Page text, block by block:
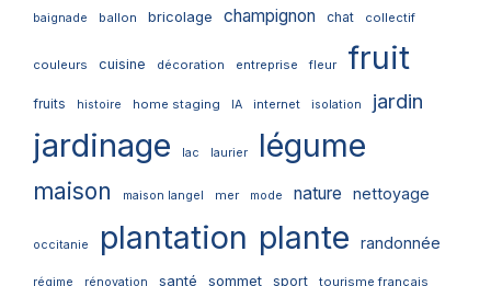
baignade ballon bricolage champignon chat collectif
couleurs cuisine décoration entreprise fleur fruit
fruits histoire home staging IA internet isolation jardin
jardinage lac laurier légume
maison maison langel mer mode nature nettoyage
occitanie plantation plante randonnée
régime rénovation santé sommet sport tourisme français